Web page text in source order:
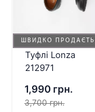
ШВИДКО
Туфлі Lonza
212971
1,990 грн.
3,700 грн.